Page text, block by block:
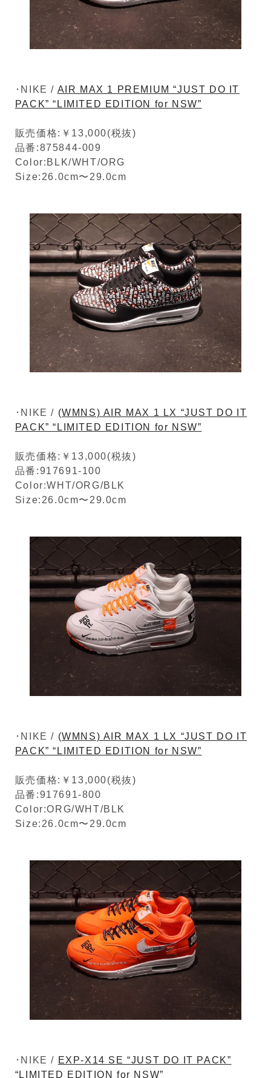
･NIKE / AIR MAX 1 PREMIUM “JUST DO IT
PACK” “LIMITED EDITION for NSW”
販売価格:￥13,000(税抜)
品番:875844-009
Color:BLK/WHT/ORG
Size:26.0cm〜29.0cm
･NIKE / (WMNS) AIR MAX 1 LX “JUST DO IT
PACK” “LIMITED EDITION for NSW”
販売価格:￥13,000(税抜)
品番:917691-100
Color:WHT/ORG/BLK
Size:26.0cm〜29.0cm
･NIKE / (WMNS) AIR MAX 1 LX “JUST DO IT
PACK” “LIMITED EDITION for NSW”
販売価格:￥13,000(税抜)
品番:917691-800
Color:ORG/WHT/BLK
Size:26.0cm〜29.0cm
･NIKE / EXP-X14 SE “JUST DO IT PACK”
“LIMITED EDITION for NSW”